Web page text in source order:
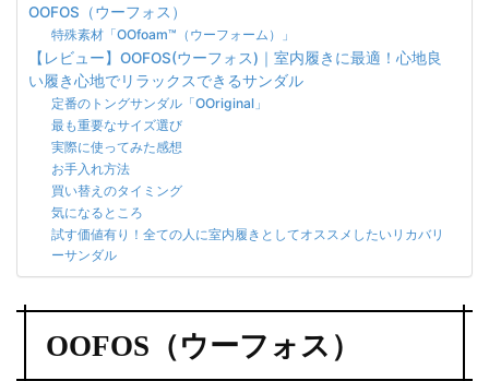
OOFOS（ウーフォス）
特殊素材「OOfoam™（ウーフォーム）」
【レビュー】OOFOS(ウーフォス)｜室内履きに最適！心地良
い履き心地でリラックスできるサンダル
定番のトングサンダル「OOriginal」
最も重要なサイズ選び
実際に使ってみた感想
お手入れ方法
買い替えのタイミング
気になるところ
試す価値有り！全ての人に室内履きとしてオススメしたいリカバリ
ーサンダル
OOFOS（ウーフォス）